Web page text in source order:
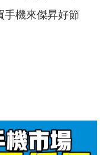
手機來傑昇好節